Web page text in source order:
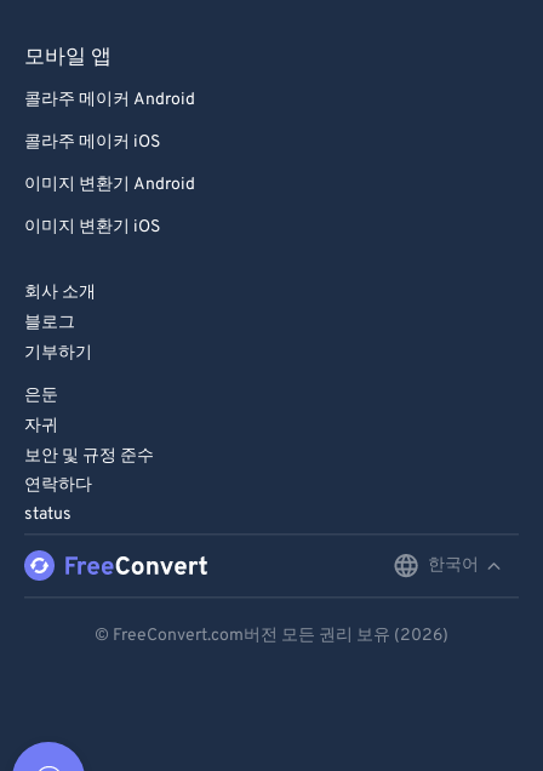
모바일 앱
콜라주 메이커 Android
콜라주 메이커 iOS
이미지 변환기 Android
이미지 변환기 iOS
회사 소개
블로그
기부하기
은둔
자귀
보안 및 규정 준수
연락하다
status
한국어
© FreeConvert.com버전 모든 권리 보유 (2026)